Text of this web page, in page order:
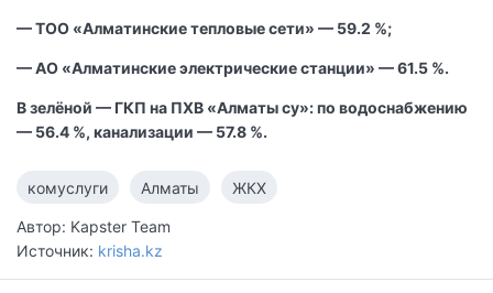
— ТОО «Алматинские тепловые сети» — 59.2 %;
— АО «Алматинские электрические станции» — 61.5 %.
В зелёной — ГКП на ПХВ «Алматы су»: по водоснабжению
— 56.4 %, канализации — 57.8 %.
комуслуги Алматы ЖКХ
Автор: Kapster Team
Источник: krisha.kz